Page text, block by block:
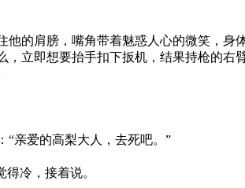
肩膀，嘴角带着魅惑人心的微笑，身
即想要抬手扣下扳机，结果持枪的右
亲爱的高梨大人，去死吧。”
冷，接着说。